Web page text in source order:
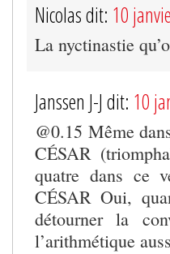
Nicolas dit: 10
La nyctinastie
Janssen J-J dit: 10
@0.15 Même
CÉSAR
quatre dans ce
CÉSAR Oui,
détourner la
l’arithmétique